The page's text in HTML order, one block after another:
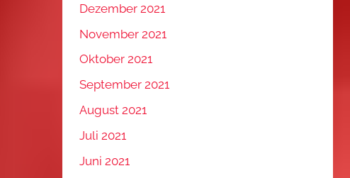
Dezember 2021
November 2021
Oktober 2021
September 2021
August 2021
Juli 2021
Juni 2021